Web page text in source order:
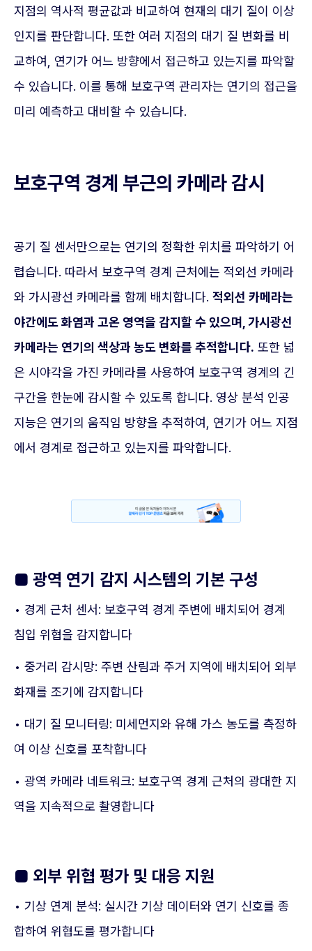
지점의 역사적 평균값과 비교하여 현재의 대기 질이 이상
인지를 판단합니다. 또한 여러 지점의 대기 질 변화를 비
교하여, 연기가 어느 방향에서 접근하고 있는지를 파악할
수 있습니다. 이를 통해 보호구역 관리자는 연기의 접근을
미리 예측하고 대비할 수 있습니다.
보호구역 경계 부근의 카메라 감시
공기 질 센서만으로는 연기의 정확한 위치를 파악하기 어
렵습니다. 따라서 보호구역 경계 근처에는 적외선 카메라
와 가시광선 카메라를 함께 배치합니다. 적외선 카메라는
야간에도 화염과 고온 영역을 감지할 수 있으며, 가시광선
카메라는 연기의 색상과 농도 변화를 추적합니다. 또한 넓
은 시야각을 가진 카메라를 사용하여 보호구역 경계의 긴
구간을 한눈에 감시할 수 있도록 합니다. 영상 분석 인공
지능은 연기의 움직임 방향을 추적하여, 연기가 어느 지점
에서 경계로 접근하고 있는지를 파악합니다.
■ 광역 연기 감지 시스템의 기본 구성
• 경계 근처 센서: 보호구역 경계 주변에 배치되어 경계
침입 위협을 감지합니다
• 중거리 감시망: 주변 산림과 주거 지역에 배치되어 외부
화재를 조기에 감지합니다
• 대기 질 모니터링: 미세먼지와 유해 가스 농도를 측정하
여 이상 신호를 포착합니다
• 광역 카메라 네트워크: 보호구역 경계 근처의 광대한 지
역을 지속적으로 촬영합니다
■ 외부 위협 평가 및 대응 지원
• 기상 연계 분석: 실시간 기상 데이터와 연기 신호를 종
합하여 위협도를 평가합니다